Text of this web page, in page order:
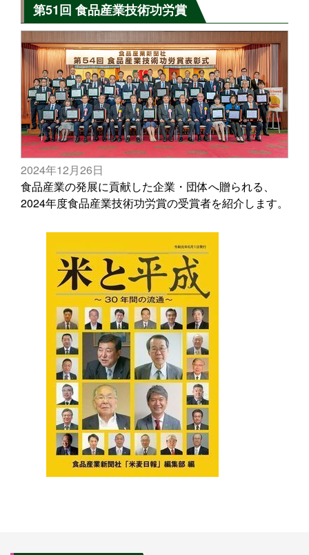
第51回 食品産業技術功労賞
2024年12月26日
食品産業の発展に貢献した企業・団体へ贈られる、
2024年度食品産業技術功労賞の受賞者を紹介します。